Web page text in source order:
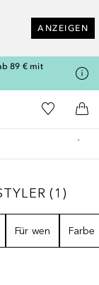
ANZEIGEN
89 € mit
Douglas Startseite
Zu Meiner
STYLER 1
(1 )
Für wen Farbe